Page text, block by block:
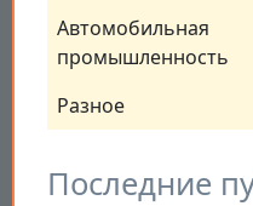
Автомобильная
промышленность
Разное
Последние